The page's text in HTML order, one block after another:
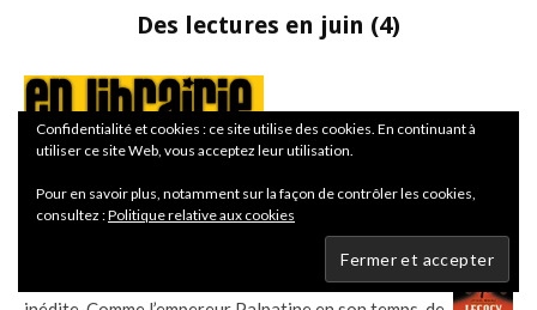
Des lectures en juin (4)
STAR WARS : LEGACY T1
Star Wars
avec ce
tome qui ouvre une nouvelle époque entièrement
Confidentialité et cookies : ce site utilise des cookies. En continuant à
utiliser ce site Web, vous acceptez leur utilisation.
Pour en savoir plus, notamment sur la façon de contrôler les cookies,
consultez :Politique relative aux cookies